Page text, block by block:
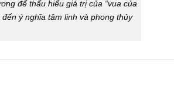
để thấu hiểu giá trị của “vua của
ý nghĩa tâm linh và phong thủy